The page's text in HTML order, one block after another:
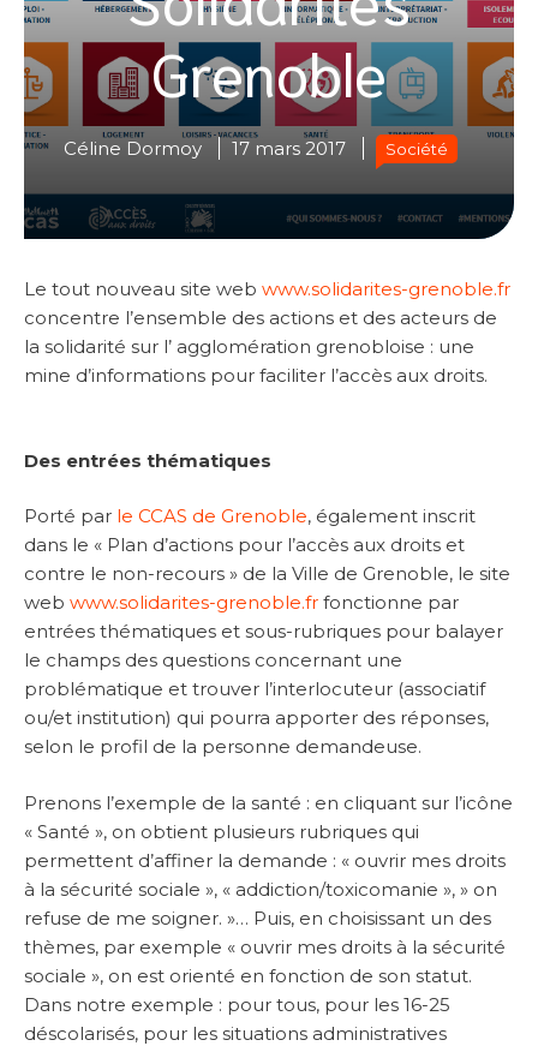
Grenoble
Céline Dormoy 17 mars 2017 Société
Le tout nouveau site web www.solidarites-grenoble.fr
concentre l’ensemble des actions et des acteurs de
la solidarité sur l’ agglomération grenobloise : une
mine d’informations pour faciliter l’accès aux droits.
Des entrées thématiques
Porté par le CCAS de Grenoble, également inscrit
dans le « Plan d’actions pour l’accès aux droits et
contre le non-recours » de la Ville de Grenoble, le site
web www.solidarites-grenoble.fr fonctionne par
entrées thématiques et sous-rubriques pour balayer
le champs des questions concernant une
problématique et trouver l’interlocuteur (associatif
ou/et institution) qui pourra apporter des réponses,
selon le profil de la personne demandeuse.
Prenons l’exemple de la santé : en cliquant sur l’icône
« Santé », on obtient plusieurs rubriques qui
permettent d’affiner la demande : « ouvrir mes droits
à la sécurité sociale », « addiction/toxicomanie », » on
refuse de me soigner. »… Puis, en choisissant un des
thèmes, par exemple « ouvrir mes droits à la sécurité
sociale », on est orienté en fonction de son statut.
Dans notre exemple : pour tous, pour les 16-25
déscolarisés, pour les situations administratives